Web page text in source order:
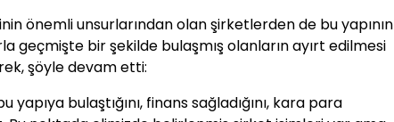
önemli unsurlarından olan şirketlerden de bu yapının
geçmişte bir şekilde bulaşmış olanların ayırt edilmesi
şöyle devam etti:
yapıya bulaştığını, finans sağladığını, kara para